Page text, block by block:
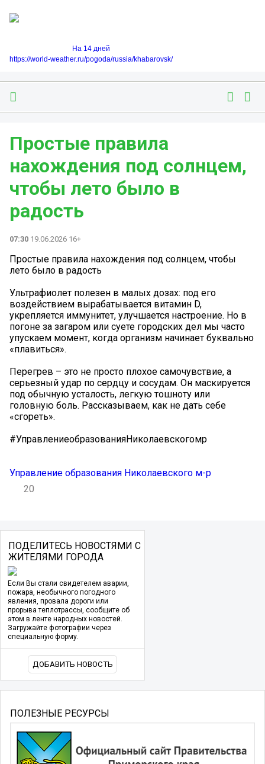
На 14 дней
https://world-weather.ru/pogoda/russia/khabarovsk/
Простые правила
нахождения под солнцем,
чтобы лето было в
радость
07:30 19.06.2026 16+
Простые правила нахождения под солнцем, чтобы
лето было в радость
Ультрафиолет полезен в малых дозах: под его
воздействием вырабатывается витамин D,
укрепляется иммунитет, улучшается настроение. Но в
погоне за загаром или суете городских дел мы часто
упускаем момент, когда организм начинает буквально
«плавиться».
Перегрев – это не просто плохое самочувствие, а
серьезный удар по сердцу и сосудам. Он маскируется
под обычную усталость, легкую тошноту или
головную боль. Рассказываем, как не дать себе
«сгореть».
#УправлениеобразованияНиколаевскогомр
Управление образования Николаевского м-р
20
ПОДЕЛИТЕСЬ НОВОСТЯМИ С
ЖИТЕЛЯМИ ГОРОДА
Если Вы стали свидетелем аварии,
пожара, необычного погодного
явления, провала дороги или
прорыва теплотрассы, сообщите об
этом в ленте народных новостей.
Загружайте фотографии через
специальную форму.
ДОБАВИТЬ НОВОСТЬ
ПОЛЕЗНЫЕ РЕСУРСЫ